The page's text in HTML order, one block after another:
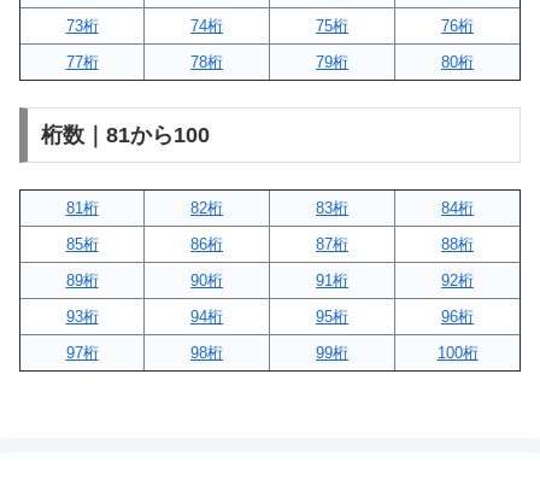
73桁
74桁 75桁
76桁
77桁
78桁 79桁 80桁
桁数｜81から100
81桁 82桁 83桁
84桁
85桁
86桁 87桁
88桁
89桁
90桁 91桁
92桁
93桁
94桁 95桁
96桁
97桁
98桁 99桁 100桁